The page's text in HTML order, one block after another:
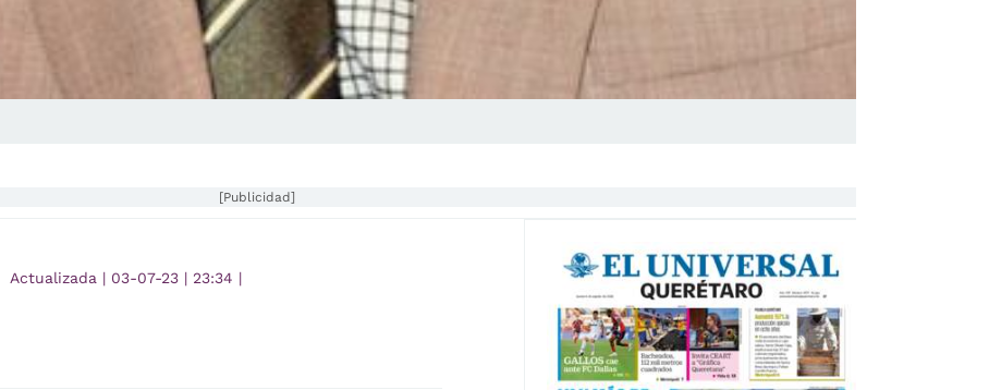
[Publicidad]
Actualizada | 03-07-23 | 23:34 |